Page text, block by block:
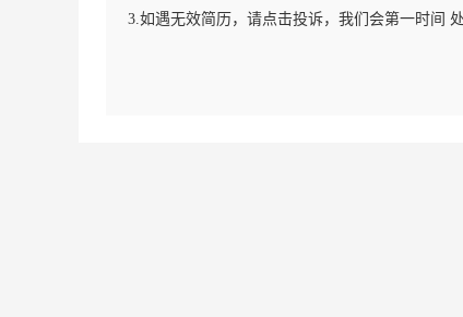
3.如遇无效简历，请点击投诉，我们会第一时间